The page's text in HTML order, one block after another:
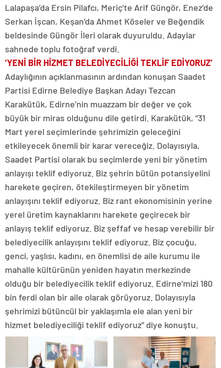
Lalapaşa’da Ersin Pilafcı, Meriç’te Arif Güngör, Enez’de
Serkan İşcan, Keşan’da Ahmet Köseler ve Beğendik
beldesinde Güngör İleri olarak duyuruldu. Adaylar
sahnede toplu fotoğraf verdi.
‘YENİ BİR HİZMET BELEDİYECİLİĞİ TEKLİF EDİYORUZ’
Adaylığının açıklanmasının ardından konuşan Saadet
Partisi Edirne Belediye Başkan Adayı Tezcan
Karakütük, Edirne’nin muazzam bir değer ve çok
büyük bir miras olduğunu dile getirdi. Karakütük, “31
Mart yerel seçimlerinde şehrimizin geleceğini
etkileyecek önemli bir karar vereceğiz. Dolayısıyla,
Saadet Partisi olarak bu seçimlerde yeni bir yönetim
anlayışı teklif ediyoruz. Biz şehrin bütün potansiyelini
harekete geçiren, ötekileştirmeyen bir yönetim
anlayışını teklif ediyoruz. Biz rant ekonomisinin yerine
yerel üretim kaynaklarını harekete geçirecek bir
anlayış teklif ediyoruz. Biz şeffaf ve hesap verebilir bir
belediyecilik anlayışını teklif ediyoruz. Biz çocuğu,
genci, yaşlısı, kadını, en önemlisi de aile kurumu ile
mahalle kültürünün yeniden hayatın merkezinde
olduğu bir belediyecilik teklif ediyoruz. Edirne’mizi 180
bin ferdi olan bir aile olarak görüyoruz. Dolayısıyla
şehrimizi bütüncül bir yaklaşımla ele alan yeni bir
hizmet belediyeciliği teklif ediyoruz” diye konuştu.